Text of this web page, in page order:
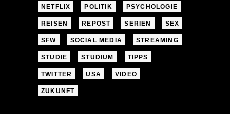
NETFLIX POLITIK PSYCHOLOGIE
REISEN REPOST SERIEN SEX
SFW SOCIAL MEDIA STREAMING
STUDIE STUDIUM TIPPS
TWITTER USA VIDEO
ZUKUNFT